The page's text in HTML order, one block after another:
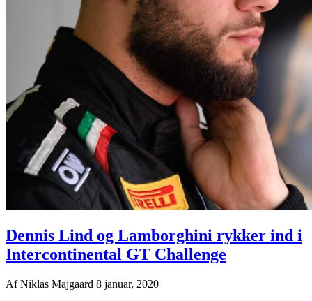
Dennis Lind og Lamborghini rykker ind i
Intercontinental GT Challenge
AfNiklas Majgaard 8 januar, 2020